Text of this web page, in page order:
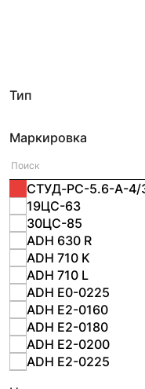
Тип
Маркировка
19ЦС-63
30ЦС-85
ADH 630 R
ADH 710 K
ADH 710 L
ADH E0-0225
ADH E2-0160
ADH E2-0180
ADH E2-0200
ADH E2-0225
СТУД-РС-5.6-А-4/